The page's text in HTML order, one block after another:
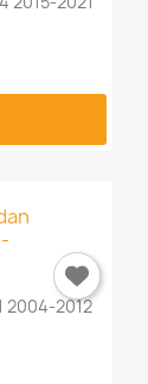
2004-2012